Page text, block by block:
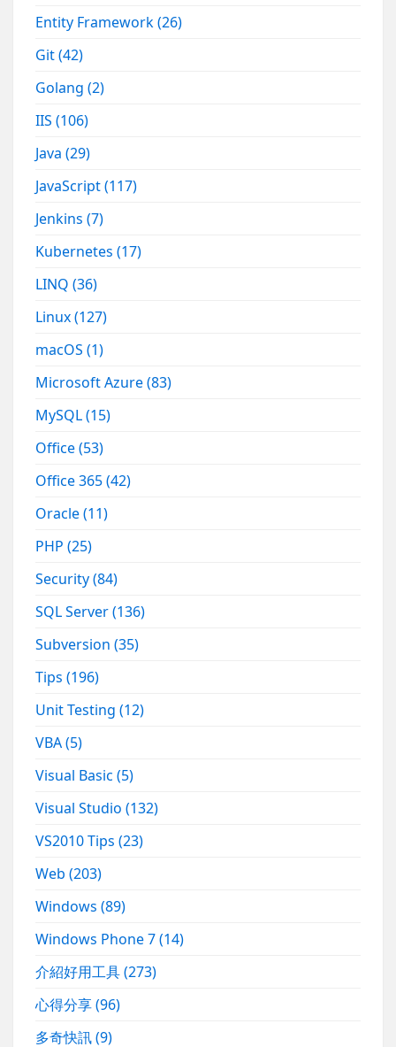
Entity Framework(26)
Git(42)
Golang(2)
IIS(106)
Java(29)
JavaScript(117)
Jenkins(7)
Kubernetes(17)
LINQ(36)
Linux(127)
macOS(1)
Microsoft Azure(83)
MySQL(15)
Office(53)
Office 365(42)
Oracle(11)
PHP(25)
Security(84)
SQL Server(136)
Subversion(35)
Tips(196)
Unit Testing(12)
VBA(5)
Visual Basic(5)
Visual Studio(132)
VS2010 Tips(23)
Web(203)
Windows(89)
Windows Phone 7(14)
介紹好用工具(273)
心得分享(96)
多奇快訊(9)